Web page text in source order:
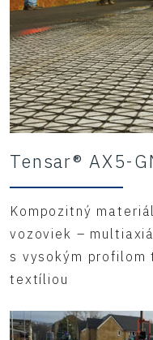
Tensar® AX5-
Kompozitný
vozoviek –
s vysokým profilom
textíliou